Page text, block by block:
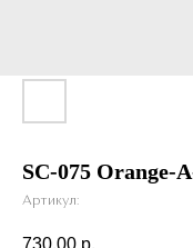
SC-075 Orange-
Артикул: